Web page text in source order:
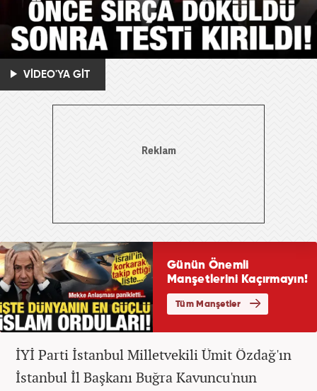
VİDEO'YA GİT
İYİ Parti İstanbul Milletvekili Ümit Özdağ'ın
İstanbul İl Başkanı Buğra Kavuncu'nun